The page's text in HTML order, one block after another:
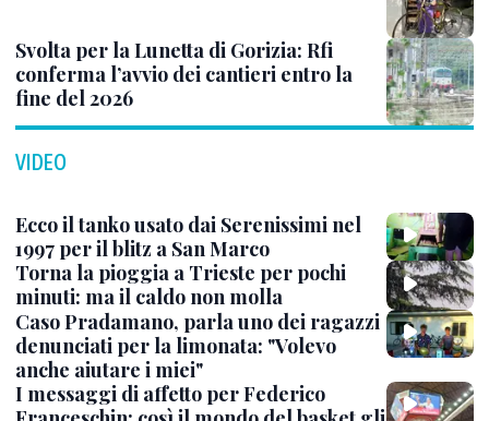
Svolta per la Lunetta di Gorizia: Rfi
conferma l’avvio dei cantieri entro la
fine del 2026
VIDEO
Ecco il tanko usato dai Serenissimi nel
1997 per il blitz a San Marco
Torna la pioggia a Trieste per pochi
minuti: ma il caldo non molla
Caso Pradamano, parla uno dei ragazzi
denunciati per la limonata: "Volevo
anche aiutare i miei"
I messaggi di affetto per Federico